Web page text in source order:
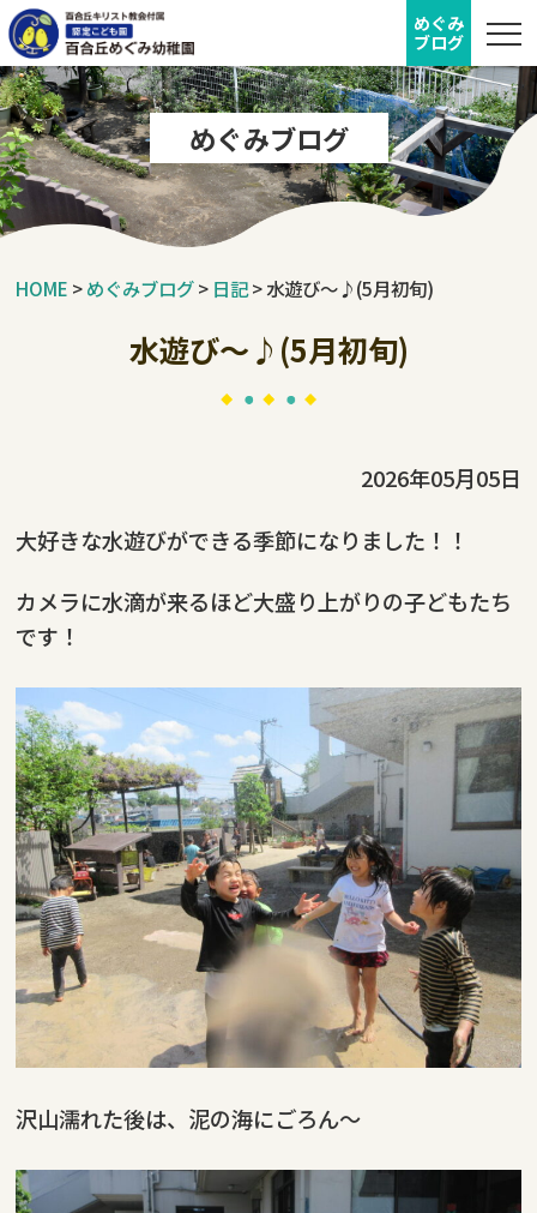
めぐみ
ブログ
めぐみブログ
HOME >めぐみブログ> 日記>水遊び～♪(5月初旬)
水遊び～♪(5月初旬)
2026年05月05日
大好きな水遊びができる季節になりました！！
カメラに水滴が来るほど大盛り上がりの子どもたち
です！
沢山濡れた後は、泥の海にごろん～